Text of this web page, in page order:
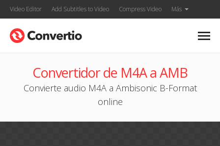
Video Editor Add Subtitles to Video Compress Video Más
Convertidor de M4A a AMB
Convierte audio M4A a Ambisonic B-Format
online